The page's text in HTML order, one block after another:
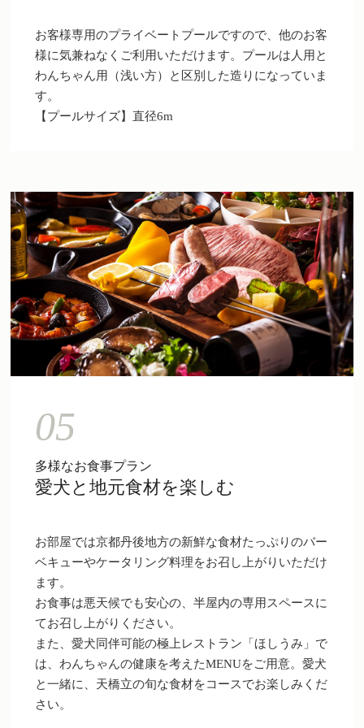
お客様専用のプライベートプールですので、他のお客
様に気兼ねなくご利用いただけます。プールは人用と
わんちゃん用（浅い方）と区別した造りになっていま
す。
【プールサイズ】直径6m
05
多様なお食事プラン
愛犬と地元食材を楽しむ
お部屋では京都丹後地方の新鮮な食材たっぷりのバー
ベキューやケータリング料理をお召し上がりいただけ
ます。
お食事は悪天候でも安心の、半屋内の専用スペースに
てお召し上がりください。
また、愛犬同伴可能の極上レストラン「ほしうみ 」で
は、わんちゃんの健康を考えたMENUをご用意。愛犬
と一緒に、天橋立の旬な食材をコースでお楽しみくだ
さい。